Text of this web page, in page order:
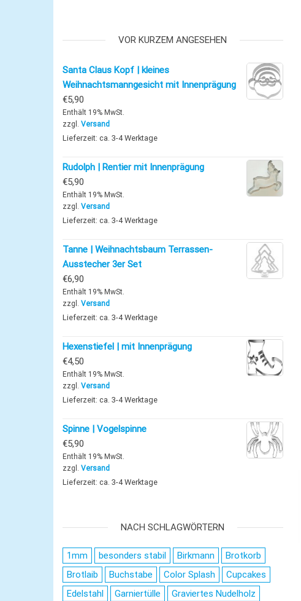
VOR KURZEM ANGESEHEN
Santa Claus Kopf | kleines
Weihnachtsmanngesicht mit Innenprägung
€5,90
Enthält 19% MwSt.
zzgl. Versand
Lieferzeit: ca. 3-4 Werktage
Rudolph | Rentier mit Innenprägung
€5,90
Enthält 19% MwSt.
zzgl. Versand
Lieferzeit: ca. 3-4 Werktage
Tanne | Weihnachtsbaum Terrassen-
Ausstecher 3er Set
€6,90
Enthält 19% MwSt.
zzgl. Versand
Lieferzeit: ca. 3-4 Werktage
Hexenstiefel | mit Innenprägung
€4,50
Enthält 19% MwSt.
zzgl. Versand
Lieferzeit: ca. 3-4 Werktage
Spinne | Vogelspinne
€5,90
Enthält 19% MwSt.
zzgl. Versand
Lieferzeit: ca. 3-4 Werktage
NACH SCHLAGWÖRTERN
1mm besonders stabil Birkmann
Brotkorb
Brotlaib
Buchstabe Color Splash
Cupcakes
Edelstahl
Garniertülle
Graviertes Nudelholz